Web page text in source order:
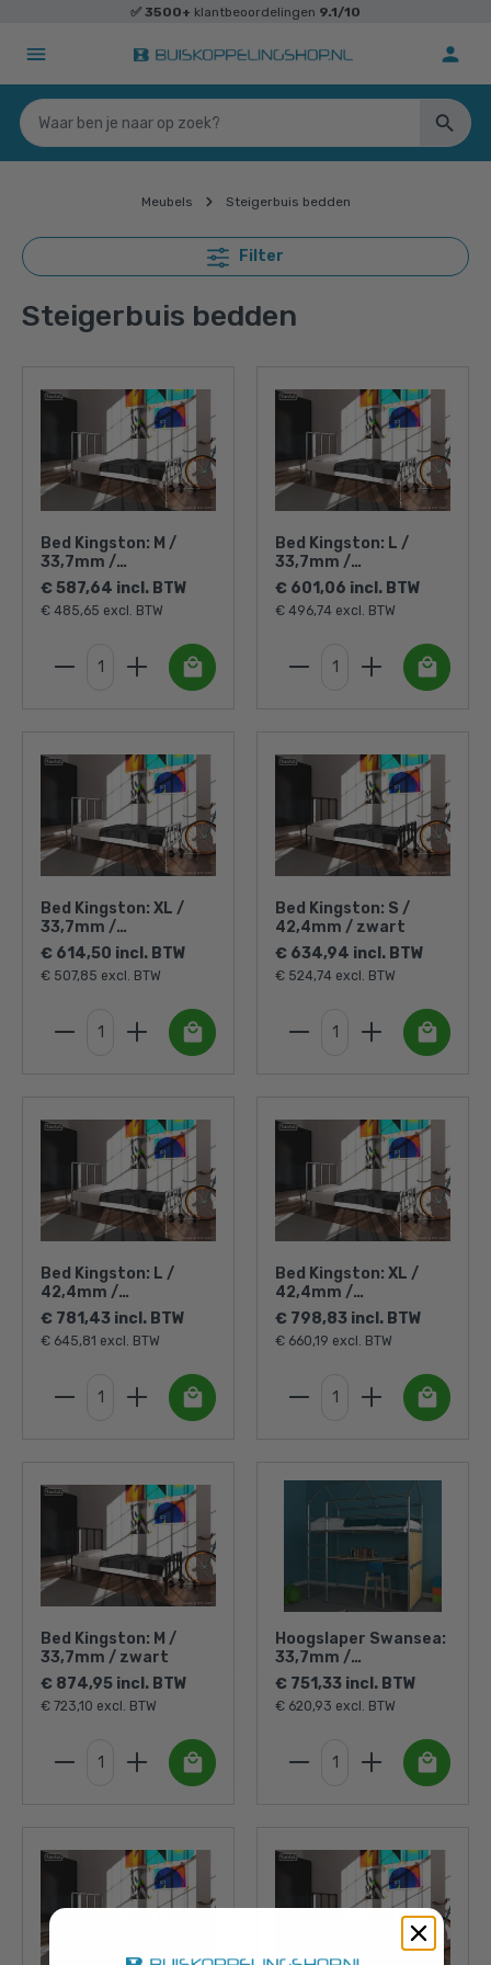
✅ 3500+ klantbeoordelingen 9.1/10
Meubels Steigerbuis bedden
Filter
Steigerbuis bedden
Bed Kingston: M /
33,7mm /
zilverkleurig
€ 587,64 incl. BTW
€ 485,65 excl. BTW
Bed Kingston: L /
33,7mm /
zilverkleurig
€ 601,06 incl. BTW
€ 496,74 excl. BTW
Bed Kingston: XL /
33,7mm /
zilverkleurig
€ 614,50 incl. BTW
€ 507,85 excl. BTW
Bed Kingston: S /
42,4mm / zwart
€ 634,94 incl. BTW
€ 524,74 excl. BTW
Bed Kingston: L /
42,4mm /
zilverkleurig
€ 781,43 incl. BTW
€ 645,81 excl. BTW
Bed Kingston: XL /
42,4mm /
zilverkleurig
€ 798,83 incl. BTW
€ 660,19 excl. BTW
Bed Kingston: M /
33,7mm / zwart
€ 874,95 incl. BTW
€ 723,10 excl. BTW
Hoogslaper Swansea:
33,7mm /
zilverkleurig
€ 751,33 incl. BTW
€ 620,93 excl. BTW